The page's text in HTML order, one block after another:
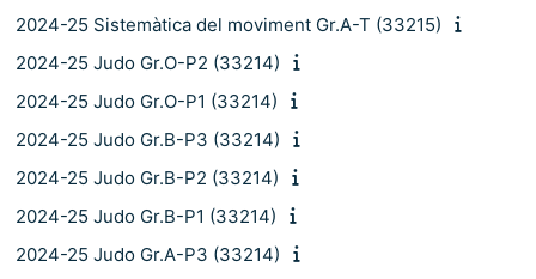
2024-25 Sistemàtica del moviment Gr.A-T (33215)
2024-25 Judo Gr.O-P2 (33214)
2024-25 Judo Gr.O-P1 (33214)
2024-25 Judo Gr.B-P3 (33214)
2024-25 Judo Gr.B-P2 (33214)
2024-25 Judo Gr.B-P1 (33214)
2024-25 Judo Gr.A-P3 (33214)